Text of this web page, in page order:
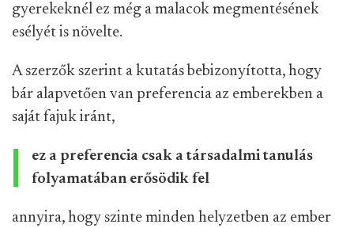
gyerekeknél ez még a malacok megmentésének
esélyét is növelte.
A szerzők szerint a kutatás bebizonyította, hogy
bár alapvetően van preferencia az emberekben a
saját fajuk iránt,
ez a preferencia csak a társadalmi tanulás
folyamatában erősödik fel
annyira, hogy szinte minden helyzetben az ember